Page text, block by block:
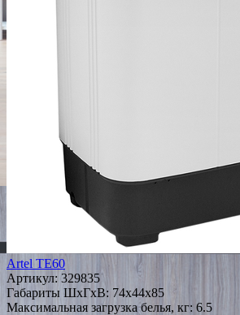
Artel TE60
Артикул: 329835
Габариты ШxГxВ: 74x44x85
Максимальная загрузка белья, кг: 6.5